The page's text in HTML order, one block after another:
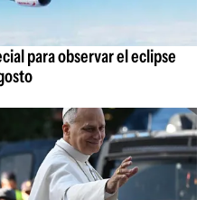
para observar el eclipse